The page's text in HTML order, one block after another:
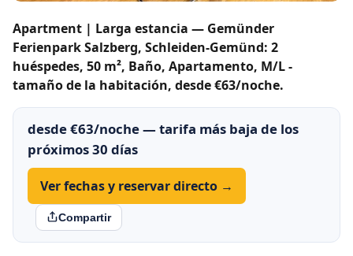
Apartment | Larga estancia — Gemünder
Ferienpark Salzberg, Schleiden-Gemünd: 2
huéspedes, 50 m², Baño, Apartamento, M/L -
tamaño de la habitación, desde €63/noche.
desde €63/noche — tarifa más baja de los
próximos 30 días
Ver fechas y reservar directo →
Compartir